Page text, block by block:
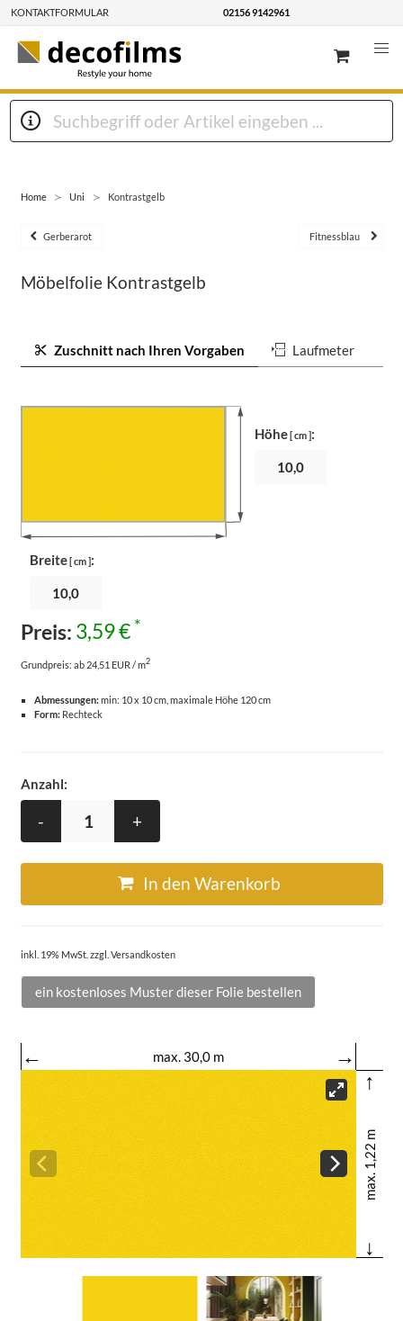
KONTAKTFORMULAR 02156 9142961
Home Uni Kontrastgelb
Gerberarot Fitnessblau
Möbelfolie Kontrastgelb
Zuschnitt nach Ihren Vorgaben Laufmeter
Breite[ cm ]:
Höhe[ cm ]:
Preis: 3,59 € *
Grundpreis: ab 24,51 EUR / m2
Abmessungen:min: 10 x 10 cm, maximale Höhe 120 cm
Form:Rechteck
Anzahl:
- +
In den Warenkorb
inkl. 19% MwSt. zzgl. Versandkosten
ein kostenloses Muster dieser Folie bestellen
← max. 30,0 m
→
↑
max. 1,22 m
↓